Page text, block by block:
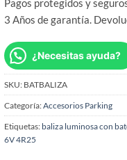
Pagos protegidos y
3 Años de garantía.
¿Necesitas ayuda?
SKU: BATBALIZA
Categoría:Accesorios Parking
Etiquetas: baliza luminosa con
6V 4R25